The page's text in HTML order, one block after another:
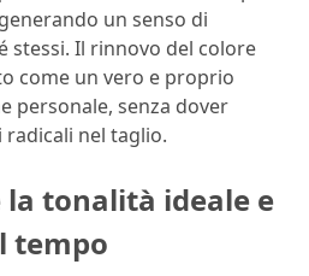
un senso di
stessi. Il rinnovo del colore
come un vero e proprio
personale, senza dover
nel taglio.
la tonalità ideale e
tempo